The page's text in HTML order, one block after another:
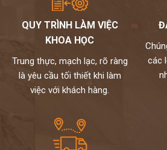
QUY TRÌNH LÀM VIỆC
KHOA HỌC
Trung thực, mạch lạc, rõ ràng
là yêu cầu tối thiết khi làm
việc với khách hàng.
các